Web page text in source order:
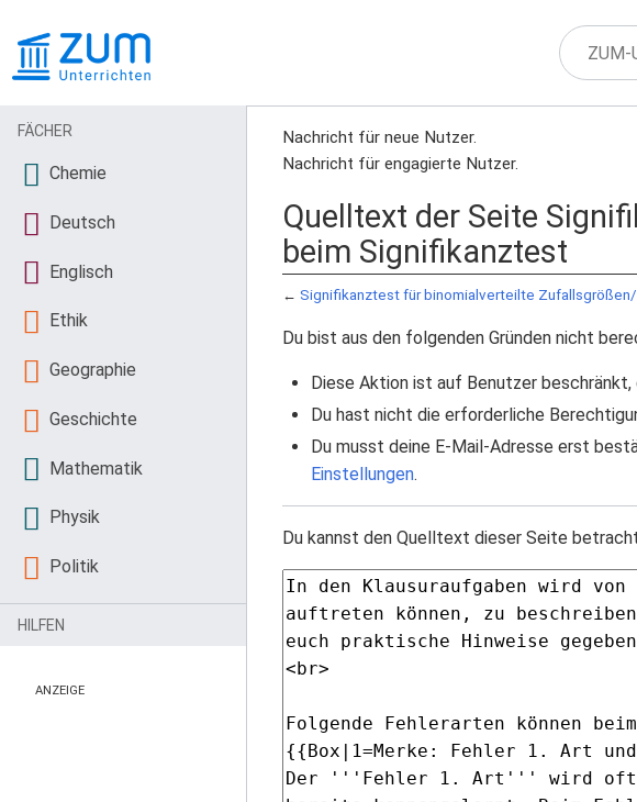
Nachricht für neue Nutzer.
Nachricht für engagierte Nutzer.
Quelltext der Seite
beim Signifikanztest
← Signifikanztest für binomialverteilte
Du bist aus den folgenden Gründen nicht
Diese Aktion ist auf Benutzer beschränkt,
Du hast nicht die erforderliche
Du musst deine E-Mail-Adresse erst
Einstellungen.
Du kannst den Quelltext dieser Seite
FÄCHER
Chemie
Deutsch
Englisch
Ethik
Geographie
Geschichte
Mathematik
Physik
Politik
HILFEN
ANZEIGE